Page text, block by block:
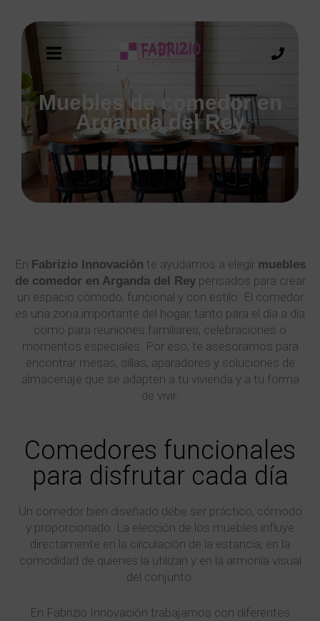
Muebles de comedor en
Arganda del Rey
En Fabrizio Innovación te ayudamos a elegir muebles
de comedor en Arganda del Reypensados para crear
un espacio cómodo, funcional y con estilo. El comedor
es una zona importante del hogar, tanto para el día a día
como para reuniones familiares, celebraciones o
momentos especiales. Por eso, te asesoramos para
encontrar mesas, sillas, aparadores y soluciones de
almacenaje que se adapten a tu vivienda y a tu forma
de vivir.
Comedores funcionales
para disfrutar cada día
Un comedor bien diseñado debe ser práctico, cómodo
y proporcionado. La elección de los muebles influye
directamente en la circulación de la estancia, en la
comodidad de quienes la utilizan y en la armonía visual
del conjunto.
En Fabrizio Innovación trabajamos con diferentes